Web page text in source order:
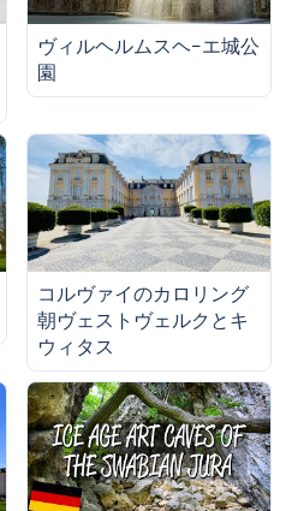
ヴィルヘルムスヘ−エ城公
園
コルヴァイのカロリング
朝ヴェストヴェルクとキ
ウィタス